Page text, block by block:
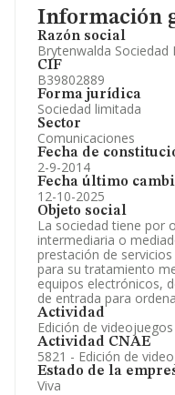
Información
Razón social
Brytenwalda Sociedad
CIF
B39802889
Forma jurídica
Sociedad limitada
Sector
Comunicaciones
Fecha de
2-9-2014
Fecha último
12-10-2025
Objeto social
La sociedad tiene por
intermediaria o
prestación de
para su tratamiento
equipos electrónicos,
de entrada para
Actividad
Edición de videojuegos
Actividad CNAE
5821 - Edición de
Estado de la
Viva
Información oficial